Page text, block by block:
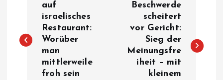
s
auf
israelisches
Restaurant:
Worüber
man
mittlerweile
froh sein
Beschwerde
scheitert
vor Gericht:
Sieg der
Meinungsfre
iheit – mit
kleinem